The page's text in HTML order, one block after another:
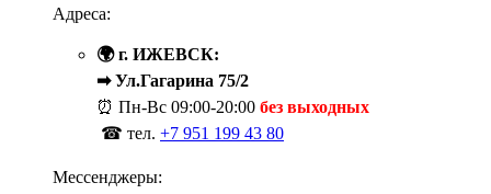
Адреса:
🌍 г. ИЖЕВСК:
➡ Ул.Гагарина 75/2
⏰ Пн-Вс 09:00-20:00 без выходных
☎ тел. +7 951 199 43 80
Мессенджеры: